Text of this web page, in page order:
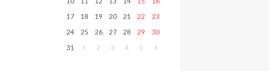
17
18 19 20 21 22
23
24
25 26 27 28 29
30
31
1 2 3 4 5 6